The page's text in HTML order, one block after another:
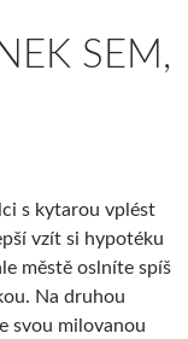
SEM,
s kytarou vplést
vzít si hypotéku
městě oslníte spíš
Na druhou
svou milovanou